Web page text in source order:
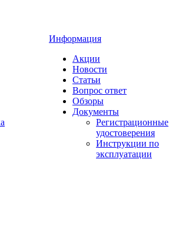
Информация
Акции
Новости
Статьи
Вопрос ответ
Обзоры
Документы
Регистрационные
удостоверения
Инструкции по
эксплуатации